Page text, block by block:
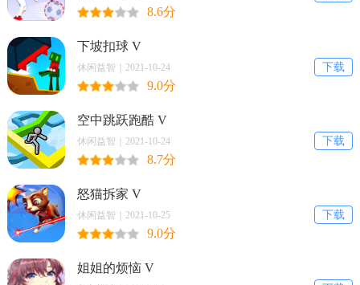
8.6分
下坡扣球 V
下载
休闲益智｜2021-10-24
9.0分
空中跳跃跑酷 V
下载
休闲益智｜2021-10-24
8.7分
怒猫拆家 V
下载
休闲益智｜2021-10-25
9.0分
姐姐的烦恼 V